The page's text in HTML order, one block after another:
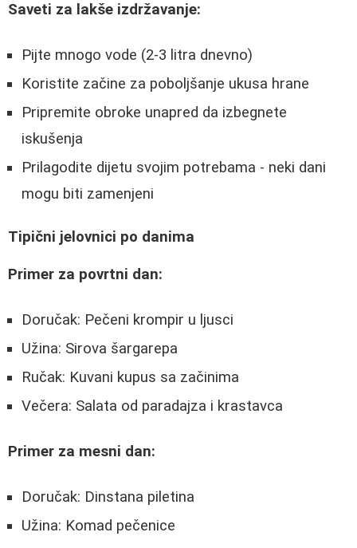
Saveti za lakše izdržavanje:
Pijte mnogo vode (2-3 litra dnevno)
Koristite začine za poboljšanje ukusa hrane
Pripremite obroke unapred da izbegnete
iskušenja
Prilagodite dijetu svojim potrebama - neki dani
mogu biti zamenjeni
Tipični jelovnici po danima
Primer za povrtni dan:
Doručak: Pečeni krompir u ljusci
Užina: Sirova šargarepa
Ručak: Kuvani kupus sa začinima
Večera: Salata od paradajza i krastavca
Primer za mesni dan:
Doručak: Dinstana piletina
Užina: Komad pečenice